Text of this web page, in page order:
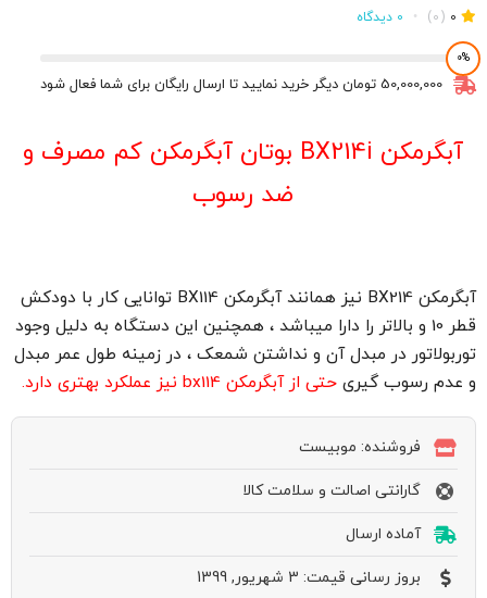
0
(0)
• 0 دیدگاه
50,000,000 تومان دیگر خرید نمایید تا ارسال رایگان برای شما فعال شود
آبگرمکن BX214i بوتان آبگرمکن کم مصرف و
ضد رسوب
آبگرمکن BX214 نیز همانند آبگرمکن BX114 توانایی کار با دودکش
قطر 10 و بالاتر را دارا میباشد ، همچنین این دستگاه به دلیل وجود
توربولاتور در مبدل آن و نداشتن شمعک ، در زمینه طول عمر مبدل
و عدم رسوب گیری حتی از آبگرمکن bx114 نیز عملکرد بهتری دارد.
فروشنده: موبیست
گارانتی اصالت و سلامت کالا
آماده ارسال
بروز رسانی قیمت: 3 شهریور, 1399